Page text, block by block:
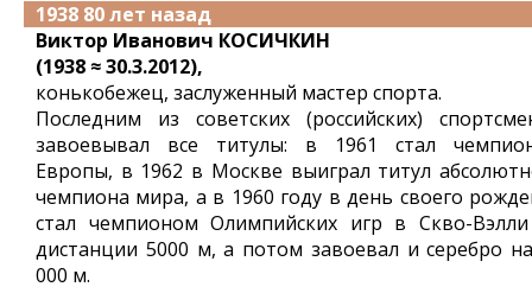
1938 80 лет назад
Виктор Иванович КОСИЧКИН
(1938 ≈ 30.3.2012),
конькобежец, заслуженный мастер спорта.
Последним из советских (российских)
завоевывал все титулы: в 1961 стал
Европы, в 1962 в Москве выиграл титул
чемпиона мира, а в 1960 году в день своего
стал чемпионом Олимпийских игр в Скво-
дистанции 5000 м, а потом завоевал и серебро
000 м.